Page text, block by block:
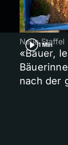
1 Min
Neue Staffel
«Bauer,
nach der